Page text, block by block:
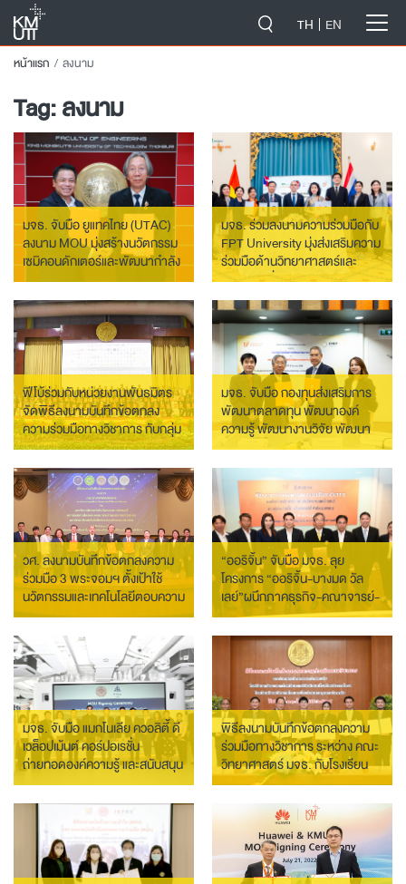
TH EN
หน้าแรก ลงนาม
Tag:ลงนาม
มจธ. จับมือ ยูแทคไทย (UTAC)
ลงนาม MOU มุ่งสร้างนวัตกรรม
เซมิคอนดักเตอร์และพัฒนากำลัง
คนสู่ระดับสากล
มจธ. ร่วมลงนามความร่วมมือกับ
FPT University มุ่งส่งเสริมความ
ร่วมมือด้านวิทยาศาสตร์และ
เทคโนโลยีที่มีความทันสมัยและ
สอดคล้องกับความต้องการของ
พัฒนาอุตสาหกรรม 4.0
ฟีโบ้ร่วมกับหน่วยงานพันธมิตร
จัดพิธีลงนามบันทึกข้อตกลง
ความร่วมมือทางวิชาการ กับกลุ่ม
โรงเรียนเครือข่ายความร่วมมือ
129 โรงเรียน ภายใต้โครงการ
พัฒนาเพิ่มผู้มีความสามารถ
พิเศษระดับมัธยมศึกษา-
อาชีวศึกษาและเครือข่ายด้าน
วิทยาการหุ่นยนต์ ปัญญา
ประดิษฐ์ และโค้ดดิ้ง (Robotics,
AI, and Coding: RAC)
มจธ. จับมือ กองทุนส่งเสริมการ
พัฒนาตลาดทุน พัฒนาองค์
ความรู้ พัฒนางานวิจัย พัฒนา
บุคลากร เผยแพร่ความรู้ด้าน
ตลาดทุนที่เป็นประโยชน์แก่สังคม
วศ. ลงนามบันทึกข้อตกลงความ
ร่วมมือ 3 พระจอมฯ ตั้งเป้าใช้
นวัตกรรมและเทคโนโลยีตอบความ
ต้องการภาคอุตสาหกรรม
พัฒนาขีดความสามารถนักวิจัย
ให้เป็นที่ยอมรับในระดับสากล
“ออริจิ้น” จับมือ มจธ. ลุย
โครงการ “ออริจิ้น-บางมด วัล
เลย์”ผนึกภาคธุรกิจ-คณาจารย์-
นักศึกษา พัฒนานวัตกรรมและ
บุคลากรพลิกโฉมอสังหาฯ
มจธ. จับมือ แมกโนเลีย ควอลิตี้ ดี
เวล็อปเม้นต์ คอร์ปอเรชั่น
ถ่ายทอดองค์ความรู้ และสนับสนุน
การวิจัยและพัฒนาด้านเทคโนโลยี
ชีวภาพเพื่อสิ่งแวดล้อมและ
พลังงานที่ยั่งยืน
พิธีลงนามบันทึกข้อตกลงความ
ร่วมมือทางวิชาการ ระหว่าง คณะ
วิทยาศาสตร์ มจธ. กับโรงเรียน
มัธยมศึกษา 5 โรงเรียน